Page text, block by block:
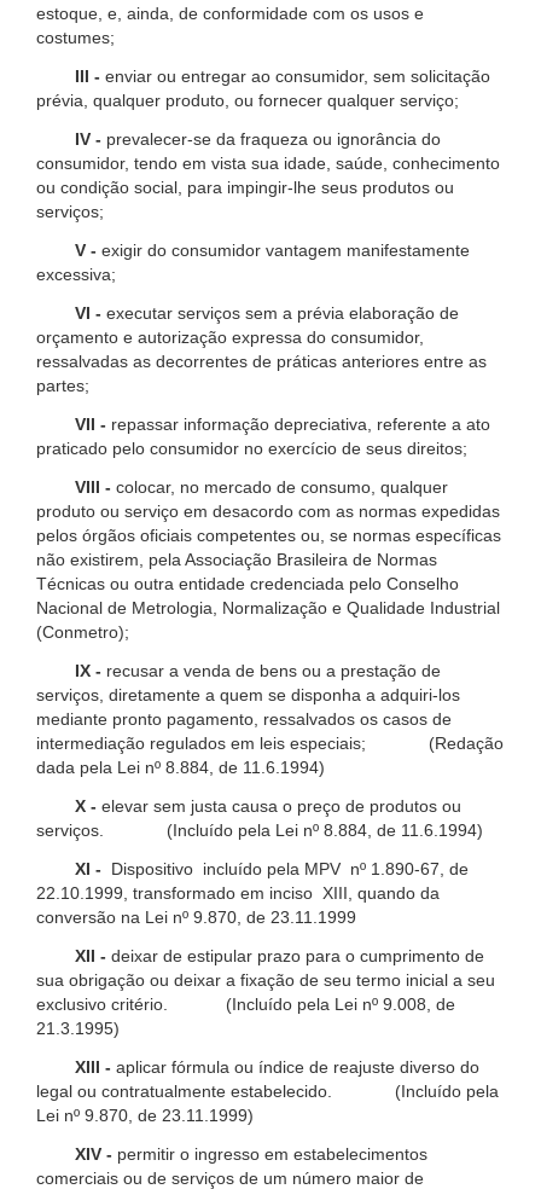
estoque, e, ainda, de conformidade com os usos e
costumes;
III - enviar ou entregar ao consumidor, sem solicitação
prévia, qualquer produto, ou fornecer qualquer serviço;
IV - prevalecer-se da fraqueza ou ignorância do
consumidor, tendo em vista sua idade, saúde, conhecimento
ou condição social, para impingir-lhe seus produtos ou
serviços;
V - exigir do consumidor vantagem manifestamente
excessiva;
VI - executar serviços sem a prévia elaboração de
orçamento e autorização expressa do consumidor,
ressalvadas as decorrentes de práticas anteriores entre as
partes;
VII - repassar informação depreciativa, referente a ato
praticado pelo consumidor no exercício de seus direitos;
VIII - colocar, no mercado de consumo, qualquer
produto ou serviço em desacordo com as normas expedidas
pelos órgãos oficiais competentes ou, se normas específicas
não existirem, pela Associação Brasileira de Normas
Técnicas ou outra entidade credenciada pelo Conselho
Nacional de Metrologia, Normalização e Qualidade Industrial
(Conmetro);
IX - recusar a venda de bens ou a prestação de
serviços, diretamente a quem se disponha a adquiri-los
mediante pronto pagamento, ressalvados os casos de
intermediação regulados em leis especiais; (Redação
dada pela Lei nº 8.884, de 11.6.1994)
X - elevar sem justa causa o preço de produtos ou
serviços. (Incluído pela Lei nº 8.884, de 11.6.1994)
XI -
Dispositivo incluído pela MPV nº 1.890-67, de
22.10.1999, transformado em inciso XIII, quando da
conversão na Lei nº 9.870, de 23.11.1999
XII - deixar de estipular prazo para o cumprimento de
sua obrigação ou deixar a fixação de seu termo inicial a seu
exclusivo critério. (Incluído pela Lei nº 9.008, de
21.3.1995)
XIII - aplicar fórmula ou índice de reajuste diverso do
legal ou contratualmente estabelecido. (Incluído pela
Lei nº 9.870, de 23.11.1999)
XIV - permitir o ingresso em estabelecimentos
comerciais ou de serviços de um número maior de